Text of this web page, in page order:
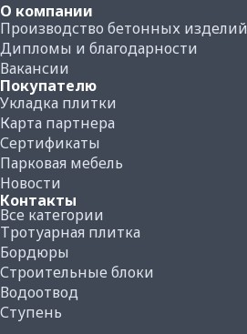
О компании
Производство бетонных изделий
Дипломы и благодарности
Вакансии
Покупателю
Укладка плитки
Карта партнера
Сертификаты
Парковая мебель
Новости
Контакты
Все категории
Тротуарная плитка
Бордюры
Строительные блоки
Водоотвод
Ступень